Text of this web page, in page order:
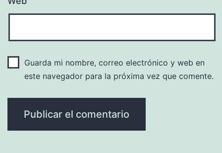
Guarda mi nombre, correo electrónico y web en
este navegador para la próxima vez que comente.